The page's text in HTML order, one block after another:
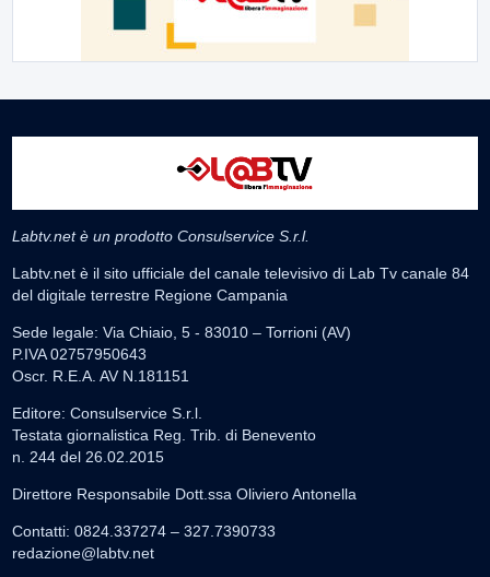
Labtv.net è un prodotto Consulservice S.r.l.
Labtv.net è il sito ufficiale del canale televisivo di Lab Tv canale 84
del digitale terrestre Regione Campania
Sede legale: Via Chiaio, 5 - 83010 – Torrioni (AV)
P.IVA 02757950643
Oscr. R.E.A. AV N.181151
Editore: Consulservice S.r.l.
Testata giornalistica Reg. Trib. di Benevento
n. 244 del 26.02.2015
Direttore Responsabile Dott.ssa Oliviero Antonella
Contatti: 0824.337274 – 327.7390733
redazione@labtv.net